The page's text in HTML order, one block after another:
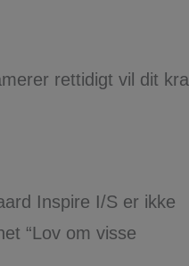
rettidigt vil dit
Inspire I/S er ikke
“Lov om visse